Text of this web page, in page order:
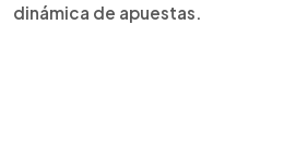
dinámica de apuestas.